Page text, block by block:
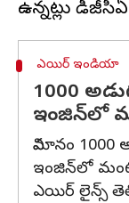
ఎయిర్ ఇండియా
1000
ఇంజిన్‌లో
విమానం 1000
ఇంజిన్‌లో
ఎయిర్ లైన్స్